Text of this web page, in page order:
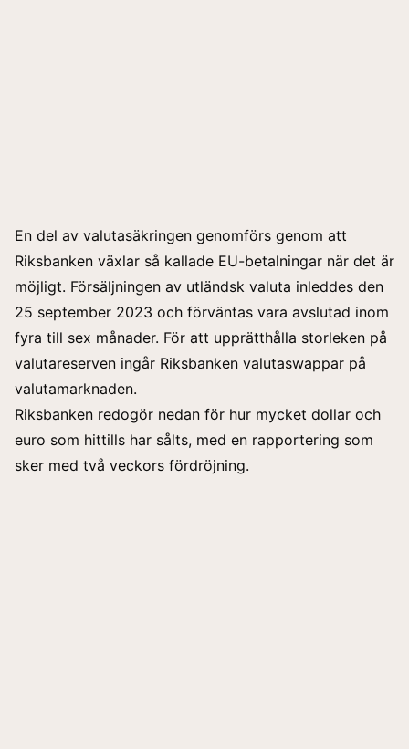
En del av valutasäkringen genomförs genom att
Riksbanken växlar så kallade EU-betalningar när det är
möjligt. Försäljningen av utländsk valuta inleddes den
25 september 2023 och förväntas vara avslutad inom
fyra till sex månader. För att upprätthålla storleken på
valutareserven ingår Riksbanken valutaswappar på
valutamarknaden.
Riksbanken redogör nedan för hur mycket dollar och
euro som hittills har sålts, med en rapportering som
sker med två veckors fördröjning.